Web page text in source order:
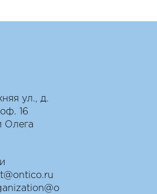
ул., д.
оф. 16
Олега